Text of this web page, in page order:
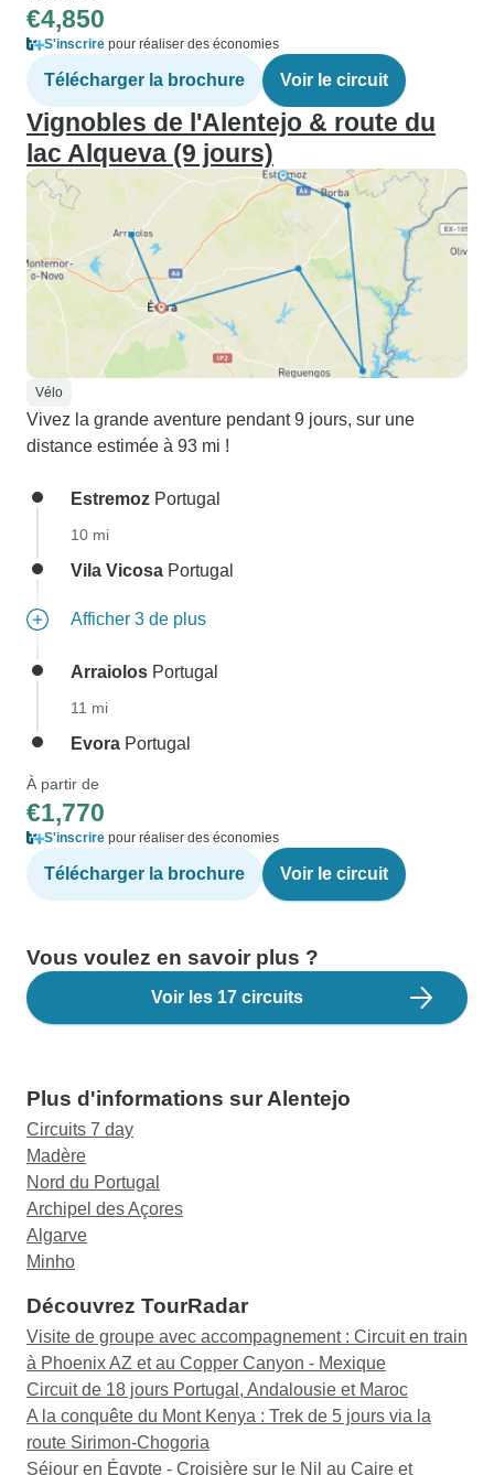
€4,850
S'inscrire pour réaliser des économies
Télécharger la brochure Voir le circuit
Vignobles de l'Alentejo & route du
lac Alqueva (9 jours)
Vélo
Vivez la grande aventure pendant 9 jours, sur une
distance estimée à 93 mi !
Estremoz Portugal
10 mi
Vila Vicosa Portugal
Afficher 3 de plus
Arraiolos Portugal
11 mi
Evora Portugal
À partir de
€1,770
S'inscrire pour réaliser des économies
Télécharger la brochure Voir le circuit
Vous voulez en savoir plus ?
Voir les 17 circuits
Plus d'informations sur Alentejo
Circuits 7 day
Madère
Nord du Portugal
Archipel des Açores
Algarve
Minho
Découvrez TourRadar
Visite de groupe avec accompagnement : Circuit en train
à Phoenix AZ et au Copper Canyon - Mexique
Circuit de 18 jours Portugal, Andalousie et Maroc
A la conquête du Mont Kenya : Trek de 5 jours via la
route Sirimon-Chogoria
Séjour en Égypte - Croisière sur le Nil au Caire et